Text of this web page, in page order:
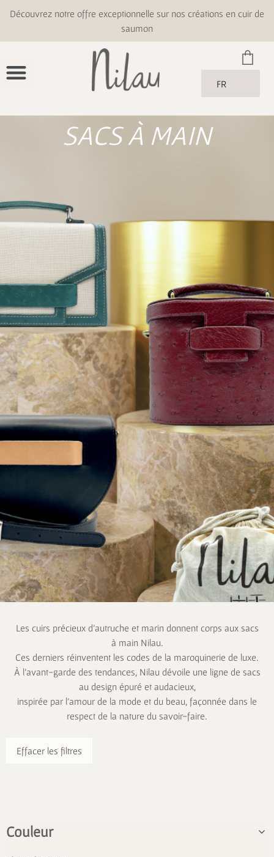
Découvrez notre offre exceptionnelle sur nos créations en cuir de
saumon
FR
SACS À MAIN
Les cuirs précieux d’autruche et marin donnent corps aux sacs
à main Nilau.
Ces derniers réinventent les codes de la maroquinerie de luxe.
À l’avant-garde des tendances, Nilau dévoile une ligne de sacs
au design épuré et audacieux,
inspirée par l’amour de la mode et du beau, façonnée dans le
respect de la nature du savoir-faire.
Effacer les filtres
Couleur